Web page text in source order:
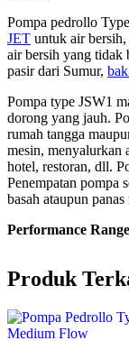
Pompa pedrollo
JET untuk air
air bersih yang tidak
pasir dari Sumur,
Pompa type JSW1
dorong yang jauh.
rumah tangga
mesin, menyalurkan
hotel, restoran, dll.
Penempatan pompa
basah ataupun
Performance
Produk